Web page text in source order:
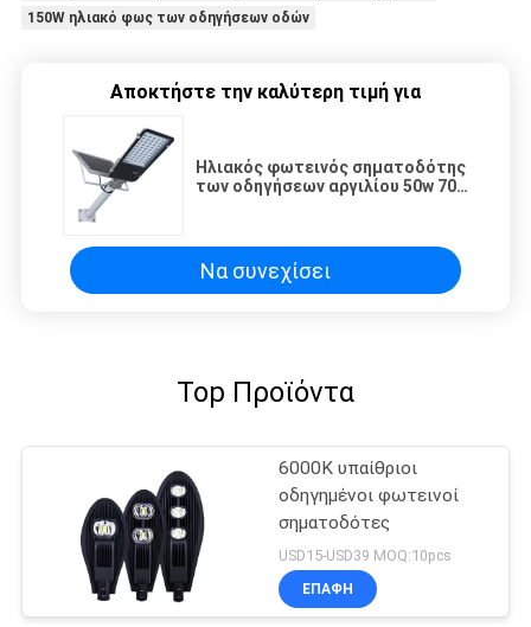
150W ηλιακό φως των οδηγήσεων οδών
Αποκτήστε την καλύτερη τιμή για
Ηλιακός φωτεινός σηματοδότης
των οδηγήσεων αργιλίου 50w 70w
αδιάβροχος
Να συνεχίσει
Top Προϊόντα
6000K υπαίθριοι
οδηγημένοι φωτεινοί
σηματοδότες
USD15-USD39 MOQ:10pcs
ΕΠΑΦΉ